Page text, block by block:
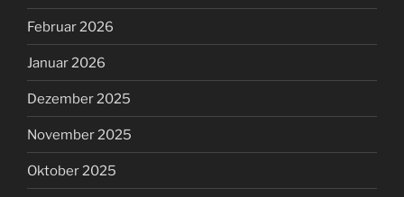
Februar 2026
Januar 2026
Dezember 2025
November 2025
Oktober 2025